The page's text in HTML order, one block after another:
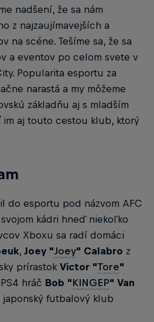
nadšení, že sa nám
z najzaujímavejších a
na scéne. Tešíme sa, že sa
a eventov po celom svete v
Popularita esportu za
narastá a my môžeme
základňu aj s mladším
aj touto cestou klub, ktorý
do esportu pod názvom AFC
kádri hneď niekoľko
Xboxu sa radí domáci
, Joey "Joey" Calabro z
prírastok Victor "Tore"
PS4 hráč Bob "KINGEP" Van
japonský futbalový klub